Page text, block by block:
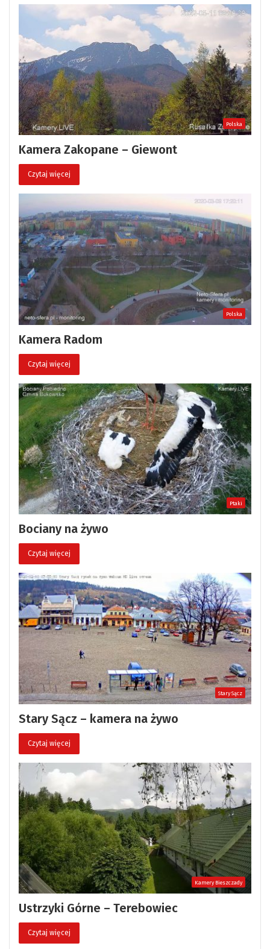
Polska
Kamera Zakopane – Giewont
Czytaj więcej
Polska
Kamera Radom
Czytaj więcej
Ptaki
Bociany na żywo
Czytaj więcej
Stary Sącz
Stary Sącz – kamera na żywo
Czytaj więcej
Kamery Bieszczady
Ustrzyki Górne – Terebowiec
Czytaj więcej